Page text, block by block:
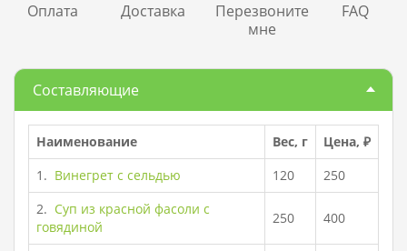
Составляющие
Наименование Вес, г
Цена, ₽
1. Винегрет с сельдью 120
250
2. Суп из красной фасоли с
говядиной
250 400
Оплата Доставка
Перезвоните
мне
FAQ